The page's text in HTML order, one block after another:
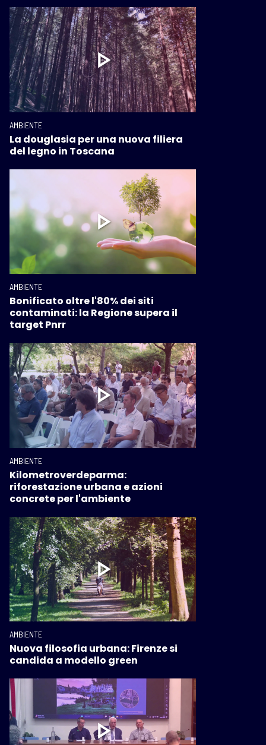
AMBIENTE
La douglasia per una nuova filiera
del legno in Toscana
AMBIENTE
Bonificato oltre l'80% dei siti
contaminati: la Regione supera il
target Pnrr
AMBIENTE
Kilometroverdeparma:
riforestazione urbana e azioni
concrete per l'ambiente
AMBIENTE
Nuova filosofia urbana: Firenze si
candida a modello green